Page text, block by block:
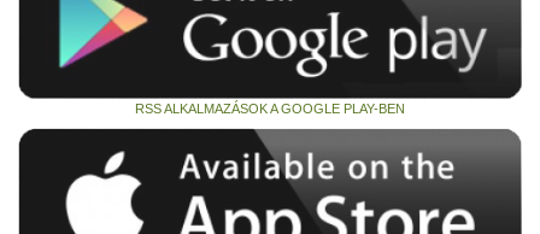
RSS ALKALMAZÁSOK A GOOGLE PLAY-BEN